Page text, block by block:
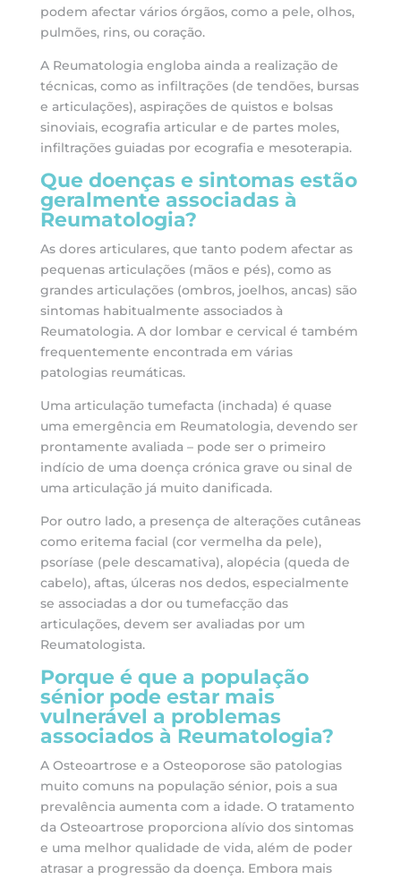
podem afectar vários órgãos, como a pele, olhos,
pulmões, rins, ou coração.
A Reumatologia engloba ainda a realização de
técnicas, como as infiltrações (de tendões, bursas
e articulações), aspirações de quistos e bolsas
sinoviais, ecografia articular e de partes moles,
infiltrações guiadas por ecografia e mesoterapia.
Que doenças e sintomas estão
geralmente associadas à
Reumatologia?
As dores articulares, que tanto podem afectar as
pequenas articulações (mãos e pés), como as
grandes articulações (ombros, joelhos, ancas) são
sintomas habitualmente associados à
Reumatologia. A dor lombar e cervical é também
frequentemente encontrada em várias
patologias reumáticas.
Uma articulação tumefacta (inchada) é quase
uma emergência em Reumatologia, devendo ser
prontamente avaliada – pode ser o primeiro
indício de uma doença crónica grave ou sinal de
uma articulação já muito danificada.
Por outro lado, a presença de alterações cutâneas
como eritema facial (cor vermelha da pele),
psoríase (pele descamativa), alopécia (queda de
cabelo), aftas, úlceras nos dedos, especialmente
se associadas a dor ou tumefacção das
articulações, devem ser avaliadas por um
Reumatologista.
Porque é que a população
sénior pode estar mais
vulnerável a problemas
associados à Reumatologia?
A Osteoartrose e a Osteoporose são patologias
muito comuns na população sénior, pois a sua
prevalência aumenta com a idade. O tratamento
da Osteoartrose proporciona alívio dos sintomas
e uma melhor qualidade de vida, além de poder
atrasar a progressão da doença. Embora mais